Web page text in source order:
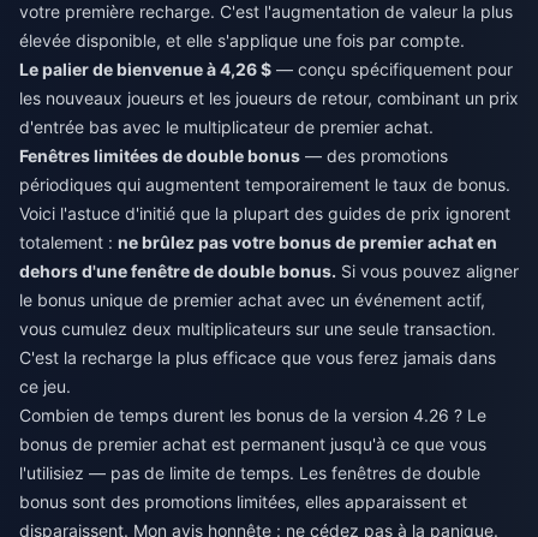
votre première recharge. C'est l'augmentation de valeur la plus
élevée disponible, et elle s'applique une fois par compte.
Le palier de bienvenue à 4,26 $ — conçu spécifiquement pour
les nouveaux joueurs et les joueurs de retour, combinant un prix
d'entrée bas avec le multiplicateur de premier achat.
Fenêtres limitées de double bonus — des promotions
périodiques qui augmentent temporairement le taux de bonus.
Voici l'astuce d'initié que la plupart des guides de prix ignorent
totalement : ne brûlez pas votre bonus de premier achat en
dehors d'une fenêtre de double bonus. Si vous pouvez aligner
le bonus unique de premier achat avec un événement actif,
vous cumulez deux multiplicateurs sur une seule transaction.
C'est la recharge la plus efficace que vous ferez jamais dans
ce jeu.
Combien de temps durent les bonus de la version 4.26 ? Le
bonus de premier achat est permanent jusqu'à ce que vous
l'utilisiez — pas de limite de temps. Les fenêtres de double
bonus sont des promotions limitées, elles apparaissent et
disparaissent. Mon avis honnête : ne cédez pas à la panique.